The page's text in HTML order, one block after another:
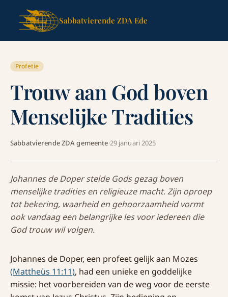
Sabbatvierende ZDA Ede
Profetie
Trouw aan God boven
Menselijke Tradities
Sabbatvierende ZDA gemeente·29 januari 2025
Johannes de Doper stelde Gods gezag boven
menselijke tradities en religieuze macht. Zijn oproep
tot bekering, waarheid en gehoorzaamheid vormt
ook vandaag een belangrijke les voor iedereen die
God trouw wil volgen.
Johannes de Doper, een profeet gelijk aan Mozes
(Mattheüs 11:11), had een unieke en goddelijke
missie: het voorbereiden van de weg voor de eerste